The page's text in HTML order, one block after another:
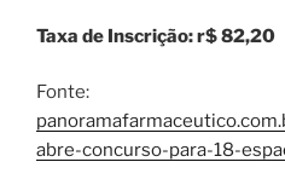
Taxa de Inscrição: r$ 82,20
Fonte:
abre-concurso-para-18-